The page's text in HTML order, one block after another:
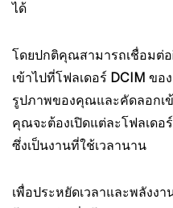
ได้
โดยปกติคุณสามารถเชื่อมต่
เข้าไปที่โฟลเดอร์ DCIM ขอ
รูปภาพของคุณและคัดลอกเข้
คุณจะต้องเปิดแต่ละโฟลเดอ
ซึ่งเป็นงานที่ใช้เวลานาน
เพื่อประหยัดเวลาและพลังง